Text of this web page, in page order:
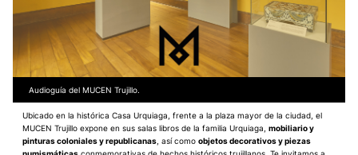
Audioguía del MUCEN Trujillo.
Ubicado en la histórica Casa Urquiaga, frente a la plaza mayor de la ciudad, el
MUCEN Trujillo expone en sus salas libros de la familia Urquiaga, mobiliario y
pinturas coloniales y republicanas , así como objetos decorativos y piezas